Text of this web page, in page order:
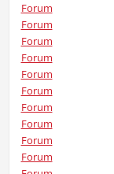
Forum
Forum
Forum
Forum
Forum
Forum
Forum
Forum
Forum
Forum